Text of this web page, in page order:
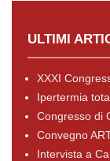
ULTIMI
XXXI
Ipertermia
Congresso di
Convegno
Intervista a